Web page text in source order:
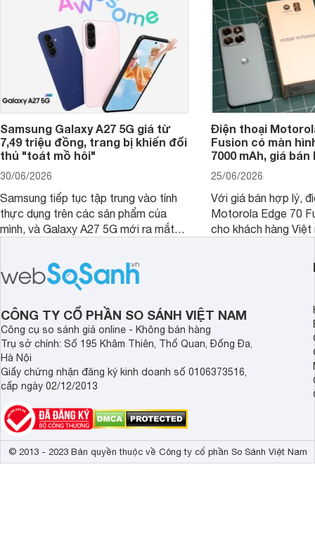
thêm một lựa chọn
người dùng Việt.
Samsung Galaxy A27 5G giá từ
7,49 triệu đồng, trang bị khiến đối
thủ "toát mồ hôi"
30/06/2026
Samsung tiếp tục tập trung vào tính
thực dụng trên các sản phẩm của
mình, và Galaxy A27 5G mới ra mắt
tới cho người dùng một thiết bị chất
lượng với nhiều trang bị ấn tượng và
độ bền bỉ cho nhu cầu sử dụng lâu
dài.
Điện thoại
Fusion có màn
7000 mAh, giá
25/06/2026
Với giá bán hợp lý,
Motorola Edge 70
cho khách hàng Việt
trang bị hiện đại
CÔNG TY CỔ PHẦN SO SÁNH VIỆT NAM
Công cụ so sánh giá online - Không bán hàng
Trụ sở chính: Số 195 Khâm Thiên, Thổ Quan, Đống Đa,
Hà Nội
Giấy chứng nhận đăng ký kinh doanh số 0106373516,
cấp ngày 02/12/2013
© 2013 - 2023 Bản quyền thuộc về Công ty cổ phần So Sánh Việt Nam